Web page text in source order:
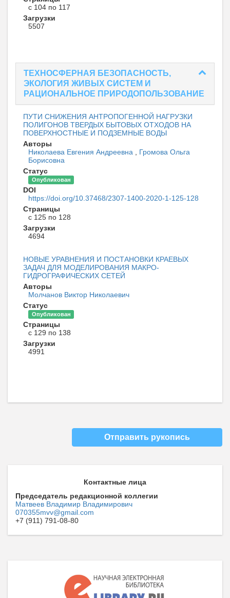
с 104 по 117
Загрузки
5507
ТЕХНОСФЕРНАЯ БЕЗОПАСНОСТЬ,
ЭКОЛОГИЯ ЖИВЫХ СИСТЕМ И
РАЦИОНАЛЬНОЕ ПРИРОДОПОЛЬЗОВАНИЕ
ПУТИ СНИЖЕНИЯ АНТРОПОГЕННОЙ НАГРУЗКИ
ПОЛИГОНОВ ТВЕРДЫХ БЫТОВЫХ ОТХОДОВ НА
ПОВЕРХНОСТНЫЕ И ПОДЗЕМНЫЕ ВОДЫ
Авторы
Николаева Евгения Андреевна
Громова Ольга
Борисовна
Статус
Опубликован
DOI
https://doi.org/10.37468/2307-1400-2020-1-125-128
Страницы
с 125 по 128
Загрузки
4694
НОВЫЕ УРАВНЕНИЯ И ПОСТАНОВКИ КРАЕВЫХ
ЗАДАЧ ДЛЯ МОДЕЛИРОВАНИЯ МАКРО-
ГИДРОГРАФИЧЕСКИХ СЕТЕЙ
Авторы
Молчанов Виктор Николаевич
Статус
Опубликован
Страницы
с 129 по 138
Загрузки
4991
Отправить рукопись
Контактные лица
Председатель редакционной коллегии
Матвеев Владимир Владимирович
070355mvv@gmail.com
+7 (911) 791-08-80